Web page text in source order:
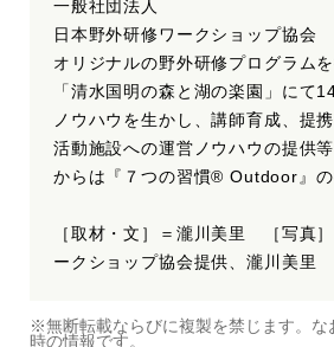
一般社団法人
日本野外研修ワークショップ協会
オリジナルの野外研修プログラムを
「清水国明の森と湖の楽園」にて
ノウハウを生かし、講師育成、提
活動施設への運営ノウハウの提供
からは『７つの習慣® Outdoor』の
［取材・文］＝瀧川美里 ［写真
ークショップ協会提供、瀧川美里
※無断転載ならびに複製を禁じます。な
時の情報です。